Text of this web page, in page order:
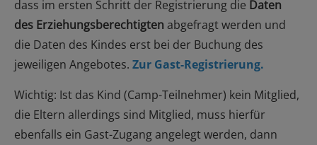
dass im ersten Schritt der Registrierung die Daten
des Erziehungsberechtigten abgefragt werden und
die Daten des Kindes erst bei der Buchung des
jeweiligen Angebotes. Zur Gast-Registrierung.
Wichtig: Ist das Kind (Camp-Teilnehmer) kein Mitglied,
die Eltern allerdings sind Mitglied, muss hierfür
ebenfalls ein Gast-Zugang angelegt werden, dann